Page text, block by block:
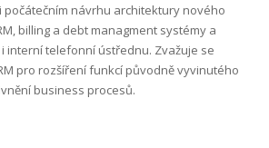
počátečním návrhu architektury nového
billing a debt managment systémy a
interní telefonní ústřednu. Zvažuje se
pro rozšíření funkcí původně vyvinutého
business procesů.